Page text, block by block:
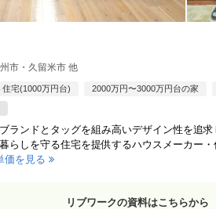
市・久留米市 他
住宅(1000万円台) 2000万円〜3000万円台の家
ランドとタッグを組み高いデザイン性を追
らしを守る住宅を提供するハウスメーカー
価を見る
リブワークの資料はこちらから